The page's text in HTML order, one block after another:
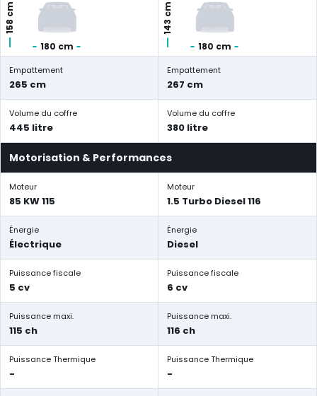
180 cm
158 cm
180 cm
143 cm
Empattement
265 cm
Empattement
267 cm
Volume du coffre
445 litre
Volume du coffre
380 litre
Motorisation & Performances
Moteur
85 KW 115
Moteur
1.5 Turbo Diesel 116
Énergie
Électrique
Énergie
Diesel
Puissance fiscale
5 cv
Puissance fiscale
6 cv
Puissance maxi.
115 ch
Puissance maxi.
116 ch
Puissance Thermique
-
Puissance Thermique
-